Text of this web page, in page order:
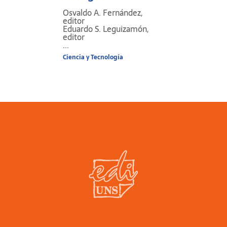
Osvaldo A. Fernández,
editor
Eduardo S. Leguizamón,
editor
...
Ciencia y Tecnología